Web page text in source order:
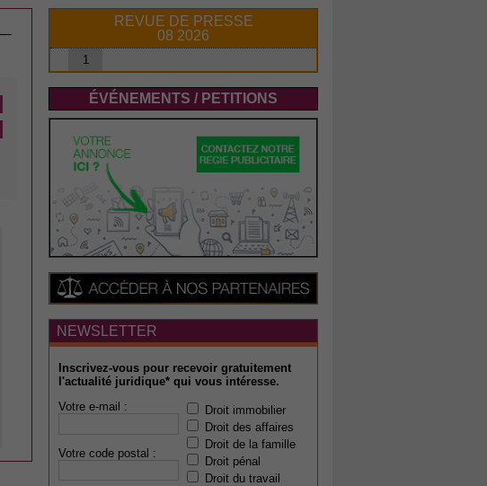
REVUE DE PRESSE
08 2026
1
ÉVÉNEMENTS / PETITIONS
NEWSLETTER
Inscrivez-vous pour recevoir gratuitement
l'actualité juridique* qui vous intéresse.
Votre e-mail :
Votre code postal :
Droit immobilier
Droit des affaires
Droit de la famille
Droit pénal
Droit du travail